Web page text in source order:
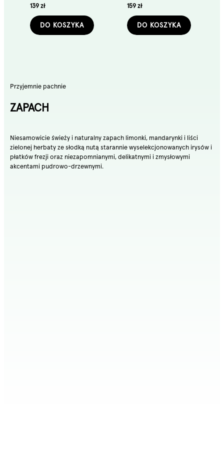
139 zł
DO KOSZYKA
159 zł
DO KOSZYKA
Przyjemnie pachnie
ZAPACH
Niesamowicie świeży i naturalny zapach limonki, mandarynki i liści
zielonej herbaty ze słodką nutą starannie wyselekcjonowanych irysów i
płatków frezji oraz niezapomnianymi, delikatnymi i zmysłowymi
akcentami pudrowo-drzewnymi.